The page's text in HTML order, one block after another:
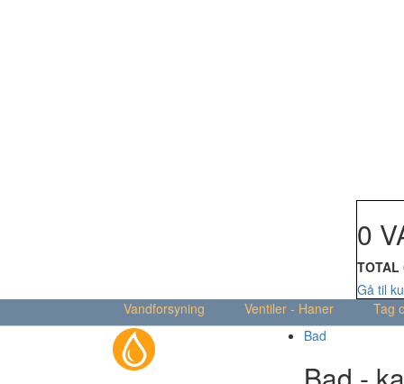
0
TOTAL
Gå til
Vandforsyning
Ventiler - Haner
Tag
Bad